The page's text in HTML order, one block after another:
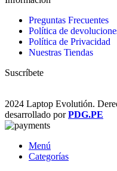
Preguntas Frecuentes
Política de
Política de Privacidad
Nuestras Tiendas
Suscríbete
2024 Laptop Evolutión.
desarrollado porPDG.PE
Menú
Categorías